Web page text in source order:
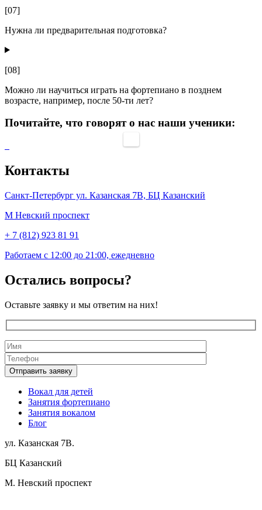
[07]
Нужна ли предварительная подготовка?
[08]
Можно ли научиться играть на фортепиано в позднем
возрасте, например, после 50-ти лет?
Почитайте, что говорят о нас наши ученики:
Контакты
Санкт-Петербург ул. Казанская 7В, БЦ Казанский
M Невский проспект
+ 7 (812) 923 81 91
Работаем с 12:00 до 21:00, ежедневно
Остались вопросы?
Оставьте заявку и мы ответим на них!
Вокал для детей
Занятия фортепиано
Занятия вокалом
Блог
ул. Казанская 7В.
БЦ Казанский
М. Невский проспект